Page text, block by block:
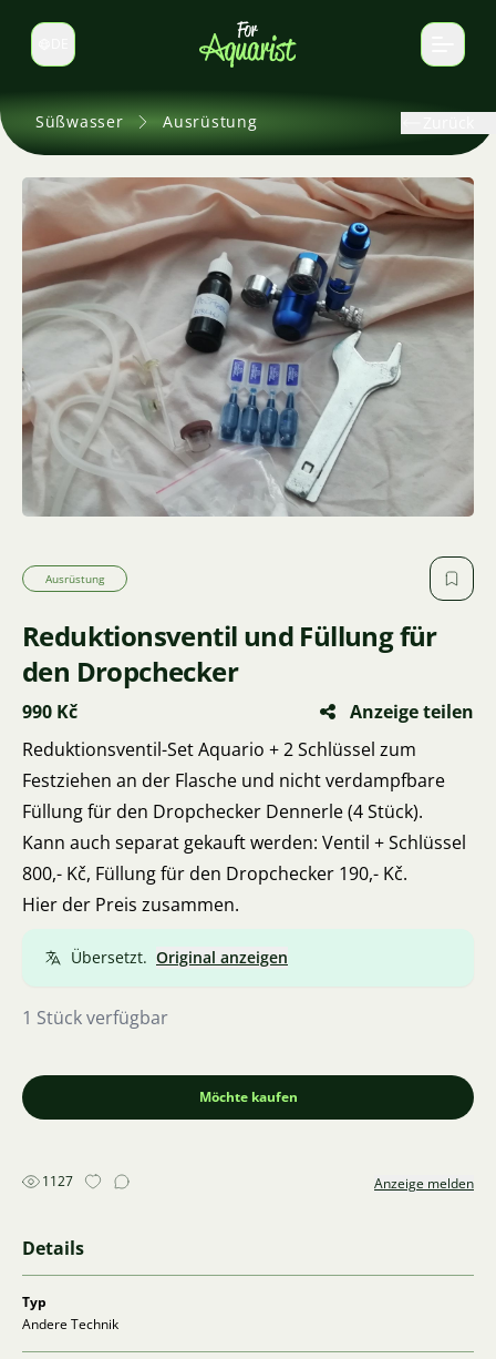
Sprache wechseln
Süßwasser Ausrüstung
Ausrüstung
Reduktionsventil und Füllung für
den Dropchecker
990 Kč
Anzeige teilen
Reduktionsventil-Set Aquario + 2 Schlüssel zum
Festziehen an der Flasche und nicht verdampfbare
Füllung für den Dropchecker Dennerle (4 Stück).
Kann auch separat gekauft werden: Ventil + Schlüssel
800,- Kč, Füllung für den Dropchecker 190,- Kč.
Hier der Preis zusammen.
Übersetzt. Original anzeigen
1 Stück verfügbar
Möchte kaufen
1127 Anzeige melden
Details
Typ
Andere Technik